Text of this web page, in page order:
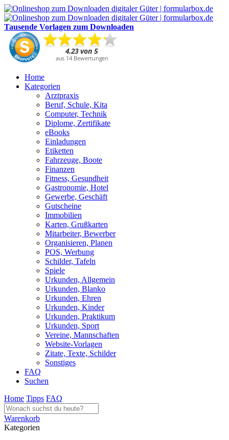
Tausende Vorlagen zum Downloaden
Home
Kategorien
Arztpraxis
Beruf, Schule, Kita
Computer, Technik
Diplome, Zertifikate
eBooks
Einladungen
Etiketten
Fahrzeuge, Boote
Finanzen
Fitness, Gesundheit
Gastronomie, Hotel
Gewerbe, Geschäft
Gutscheine
Immobilien
Karten, Grußkarten
Mitarbeiter, Bewerber
Organisieren, Planen
POS, Werbung
Schilder, Tafeln
Spiele
Urkunden, Allgemein
Urkunden, Blanko
Urkunden, Ehren
Urkunden, Kinder
Urkunden, Praktikum
Urkunden, Sport
Vereine, Mannschaften
Website-Vorlagen
Zitate, Texte, Schilder
Sonstiges
FAQ
Suchen
Home Tipps FAQ
Warenkorb
Kategorien